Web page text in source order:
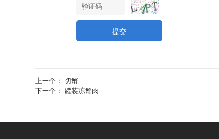
提交
上一个： 切蟹
下一个： 罐装冻蟹肉